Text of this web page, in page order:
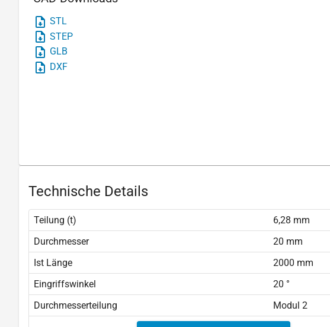
STL
STEP
GLB
DXF
Technische Details
Teilung (t)
6,28 mm
Durchmesser
20 mm
Ist Länge
2000 mm
Eingriffswinkel
20 °
Durchmesserteilung
Modul 2